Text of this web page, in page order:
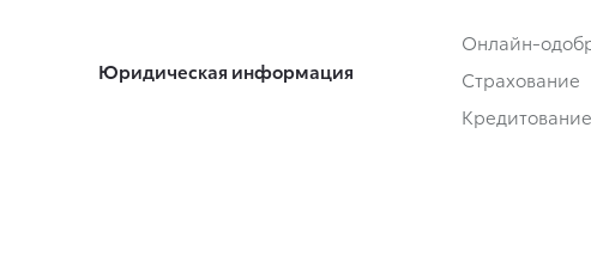
Юридическая информация
Онлайн-
Страхование
Кредитование